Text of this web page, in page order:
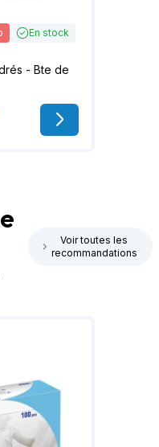
En stock
- Bte de
Voir toutes les
recommandations